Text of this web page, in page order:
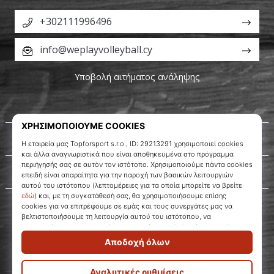
βόλεϊ
Είστε
λάτρης
του
βόλεϊ
εμείς;
Ελάτε
μαζί
μας
ως
πρεσβευτής
της
μάρκας
μας.
11. 8. 2022
WePlayVolleyball.cy
Σχετικά μ' εμάς
Εξυπηρέτηση πελατών
+302111996496
info@weplayvolleyball.cy
Υποβολή αιτήματος ανάληψης